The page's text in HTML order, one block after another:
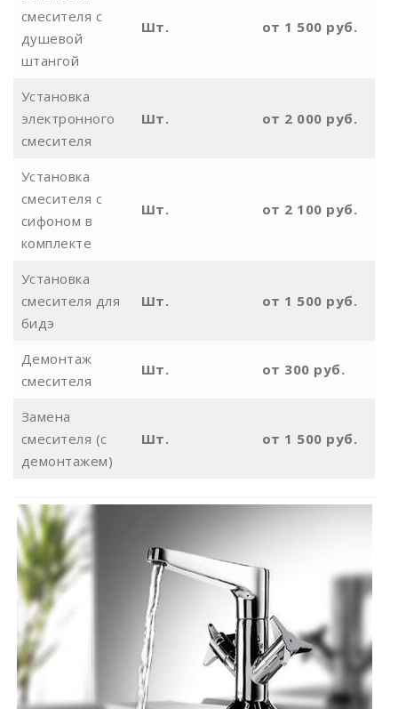
смесителя с
душевой
штангой
Шт. от 1 500 руб.
Установка
электронного
смесителя
Шт. от 2 000 руб.
Установка
смесителя с
сифоном в
комплекте
Шт. от 2 100 руб.
Установка
смесителя для
бидэ
Шт. от 1 500 руб.
Демонтаж
смесителя
Шт. от 300 руб.
Замена
смесителя (с
демонтажем)
Шт. от 1 500 руб.